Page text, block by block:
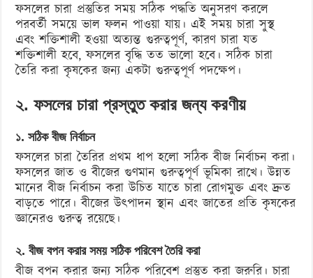
ফসলের চারা প্রস্তুতির সময় সঠিক পদ্ধতি অনুসরণ করলে
পরবর্তী সময়ে ভাল ফলন পাওয়া যায়। এই সময় চারা সুস্থ
এবং শক্তিশালী হওয়া অত্যন্ত গুরুত্বপূর্ণ, কারণ চারা যত
শক্তিশালী হবে, ফসলের বৃদ্ধি তত ভালো হবে। সঠিক চারা
তৈরি করা কৃষকের জন্য একটা গুরুত্বপূর্ণ পদক্ষেপ।
২. ফসলের চারা প্রস্তুত করার জন্য করণীয়
১. সঠিক বীজ নির্বাচন
ফসলের চারা তৈরির প্রথম ধাপ হলো সঠিক বীজ নির্বাচন করা।
ফসলের জাত ও বীজের গুণমান গুরুত্বপূর্ণ ভূমিকা রাখে। উন্নত
মানের বীজ নির্বাচন করা উচিত যাতে চারা রোগমুক্ত এবং দ্রুত
বাড়তে পারে। বীজের উৎপাদন স্থান এবং জাতের প্রতি কৃষকের
জ্ঞানেরও গুরুত্ব রয়েছে।
২. বীজ বপন করার সময় সঠিক পরিবেশ তৈরি করা
বীজ বপন করার জন্য সঠিক পরিবেশ প্রস্তুত করা জরুরি। চারা